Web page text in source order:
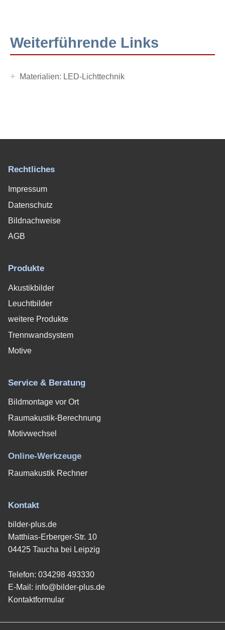
Weiterführende Links
+ Materialien: LED-Lichttechnik
Rechtliches
Impressum
Datenschutz
Bildnachweise
AGB
Produkte
Akustikbilder
Leuchtbilder
weitere Produkte
Trennwandsystem
Motive
Service & Beratung
Bildmontage vor Ort
Raumakustik-Berechnung
Motivwechsel
Online-Werkzeuge
Raumakustik Rechner
Kontakt
bilder-plus.de
Matthias-Erberger-Str. 10
04425 Taucha bei Leipzig
Telefon: 034298 493330
E-Mail: info@bilder-plus.de
Kontaktformular